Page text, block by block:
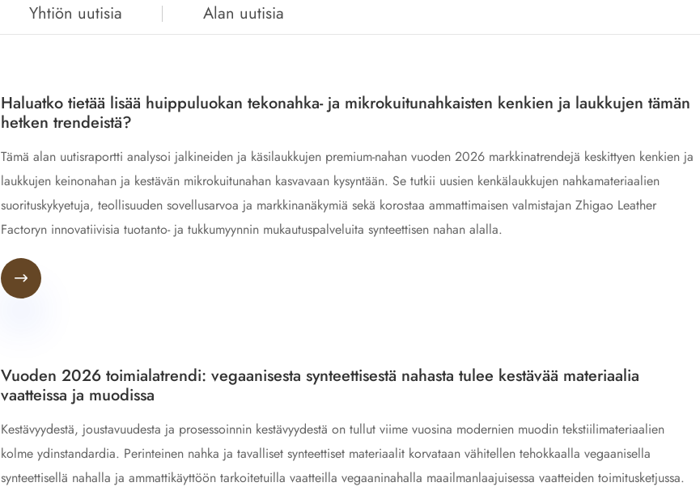
Yhtiön uutisia Alan uutisia
Haluatko tietää lisää huippuluokan tekonahka- ja mikrokuitunahkaisten kenkien ja laukkujen tämän
hetken trendeistä?
Tämä alan uutisraportti analysoi jalkineiden ja käsilaukkujen premium-nahan vuoden 2026 markkinatrendejä keskittyen kenkien ja
laukkujen keinonahan ja kestävän mikrokuitunahan kasvavaan kysyntään. Se tutkii uusien kenkälaukkujen nahkamateriaalien
suorituskykyetuja, teollisuuden sovellusarvoa ja markkinanäkymiä sekä korostaa ammattimaisen valmistajan Zhigao Leather
Factoryn innovatiivisia tuotanto- ja tukkumyynnin mukautuspalveluita synteettisen nahan alalla.

Vuoden 2026 toimialatrendi: vegaanisesta synteettisestä nahasta tulee kestävää materiaalia
vaatteissa ja muodissa
Kestävyydestä, joustavuudesta ja prosessoinnin kestävyydestä on tullut viime vuosina modernien muodin tekstiilimateriaalien
kolme ydinstandardia. Perinteinen nahka ja tavalliset synteettiset materiaalit korvataan vähitellen tehokkaalla vegaanisella
synteettisellä nahalla ja ammattikäyttöön tarkoitetuilla vaatteilla vegaaninahalla maailmanlaajuisessa vaatteiden toimitusketjussa.